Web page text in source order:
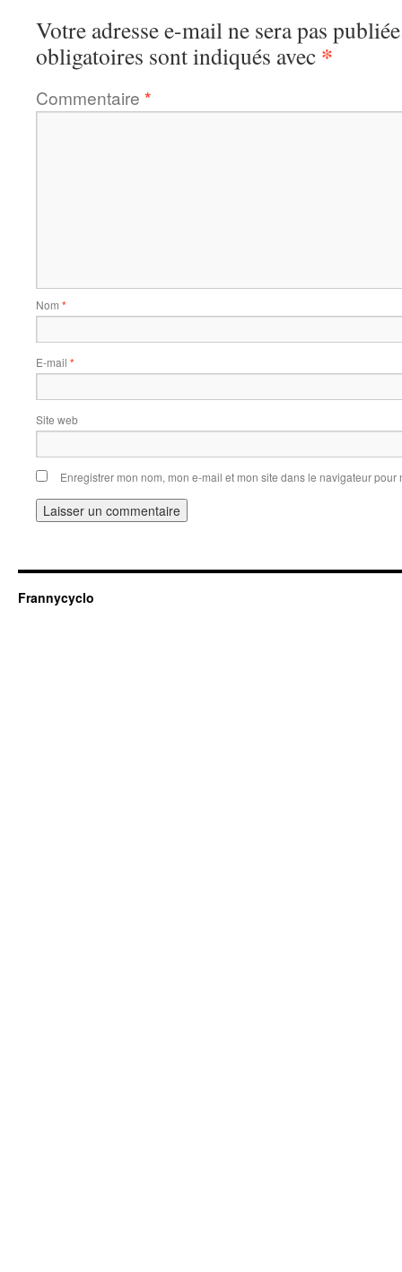
Votre adresse e-mail ne sera pas
obligatoires sont indiqués avec *
Commentaire *
Nom *
E-mail *
Site web
Enregistrer mon nom, mon e-mail et mon site dans le navigateur
Frannycyclo